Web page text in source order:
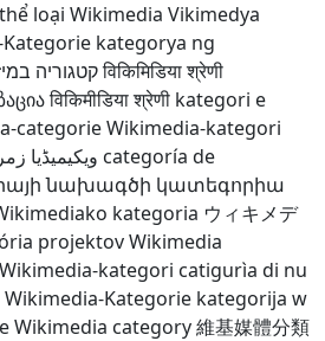
thể loại Wikimedia Vikimedya
kategorya ng
קטגוריהविकिमिडिया श्रेणी
विकिमीडिया श्रेणी kategori e
categorieWikimedia-kategori
ویکیمیڈیا categoría de
նախագծի կատեգորիա
kategoria ウィキメデ
projektov Wikimedia
Wikimedia-kategori catigurìa di nu
Wikimedia-Kategorie kategorija w
Wikimedia category維基媒體分類